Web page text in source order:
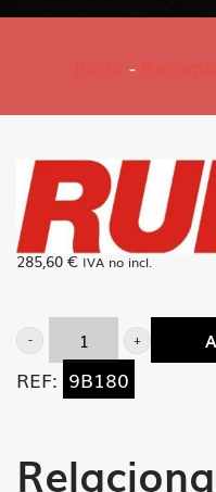
-
285,60 € IVA no incl.
Bateria
DD180
cantidad
REF: 9B180